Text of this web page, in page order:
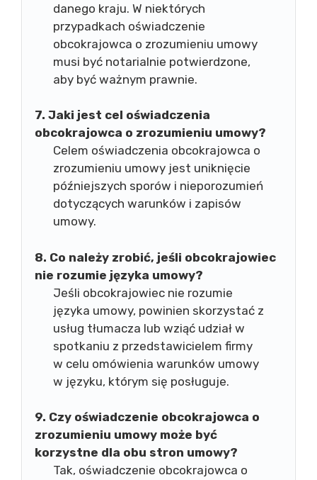
danego kraju. W niektórych
przypadkach oświadczenie
obcokrajowca o zrozumieniu umowy
musi być notarialnie potwierdzone,
aby być ważnym prawnie.
7. Jaki jest cel oświadczenia
obcokrajowca o zrozumieniu umowy?
Celem oświadczenia obcokrajowca o
zrozumieniu umowy jest uniknięcie
późniejszych sporów i nieporozumień
dotyczących warunków i zapisów
umowy.
8. Co należy zrobić, jeśli obcokrajowiec
nie rozumie języka umowy?
Jeśli obcokrajowiec nie rozumie
języka umowy, powinien skorzystać z
usług tłumacza lub wziąć udział w
spotkaniu z przedstawicielem firmy
w celu omówienia warunków umowy
w języku, którym się posługuje.
9. Czy oświadczenie obcokrajowca o
zrozumieniu umowy może być
korzystne dla obu stron umowy?
Tak, oświadczenie obcokrajowca o